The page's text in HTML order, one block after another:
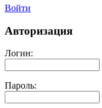
Войти
Авторизация
Логин:
Пароль: